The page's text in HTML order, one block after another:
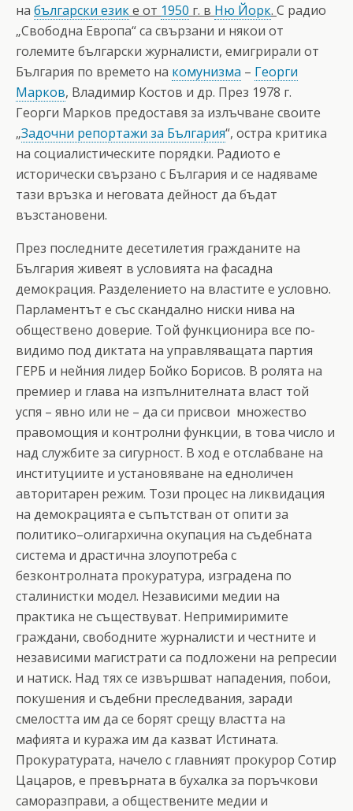
на български езике от 1950 г. в Ню Йорк. С радио
„Свободна Европа“ са свързани и някои от
големите български журналисти, емигрирали от
България по времето на комунизма – Георги
Марков, Владимир Костов и др. През 1978 г.
Георги Марков предоставя за излъчване своите
„Задочни репортажи за България“, остра критика
на социалистическите порядки. Радиото е
исторически свързано с България и се надяваме
тази връзка и неговата дейност да бъдат
възстановени.
През последните десетилетия гражданите на
България живеят в условията на фасадна
демокрация. Разделението на властите е условно.
Парламентът е със скандално ниски нива на
обществено доверие. Той функционира все по-
видимо под диктата на управляващата партия
ГЕРБ и нейния лидер Бойко Борисов. В ролята на
премиер и глава на изпълнителната власт той
успя – явно или не – да си присвои множество
правомощия и контролни функции, в това число и
над службите за сигурност. В ход е отслабване на
институциите и установяване на едноличен
авторитарен режим. Този процес на ликвидация
на демокрацията е съпътстван от опити за
политико–олигархична окупация на съдебната
система и драстична злоупотреба с
безконтролната прокуратура, изградена по
сталинистки модел. Независими медии на
практика не съществуват. Непримиримите
граждани, свободните журналисти и честните и
независими магистрати са подложени на репресии
и натиск. Над тях се извършват нападения, побои,
покушения и съдебни преследвания, заради
смелостта им да се борят срещу властта на
мафията и куража им да казват Истината.
Прокуратурата, начело с главният прокурор Сотир
Цацаров, е превърната в бухалка за поръчкови
саморазправи, а обществените медии и